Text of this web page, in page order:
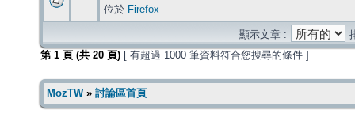
位於 Firefox
顯示文章 :
第 1 頁 (共 20 頁) [ 有超過 1000 筆資料符合您搜尋的條件 ]
MozTW» 討論區首頁